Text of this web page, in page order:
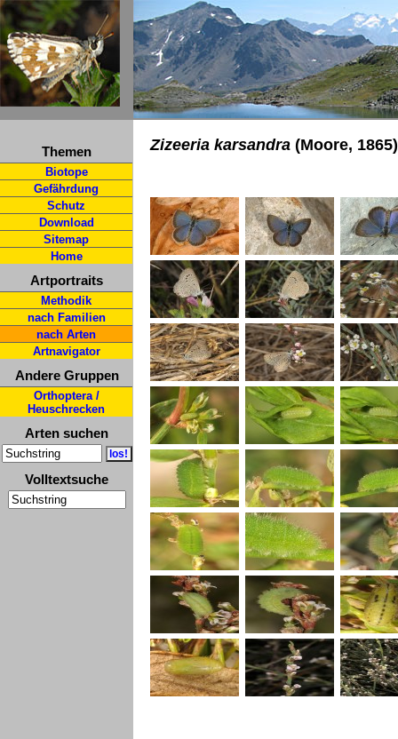
Themen
Biotope
Gefährdung
Schutz
Download
Sitemap
Home
Artportraits
Methodik
nach Familien
nach Arten
Artnavigator
Andere Gruppen
Orthoptera /
Heuschrecken
Arten suchen
Volltextsuche
Zizeeria karsandra (Moore, 1865)